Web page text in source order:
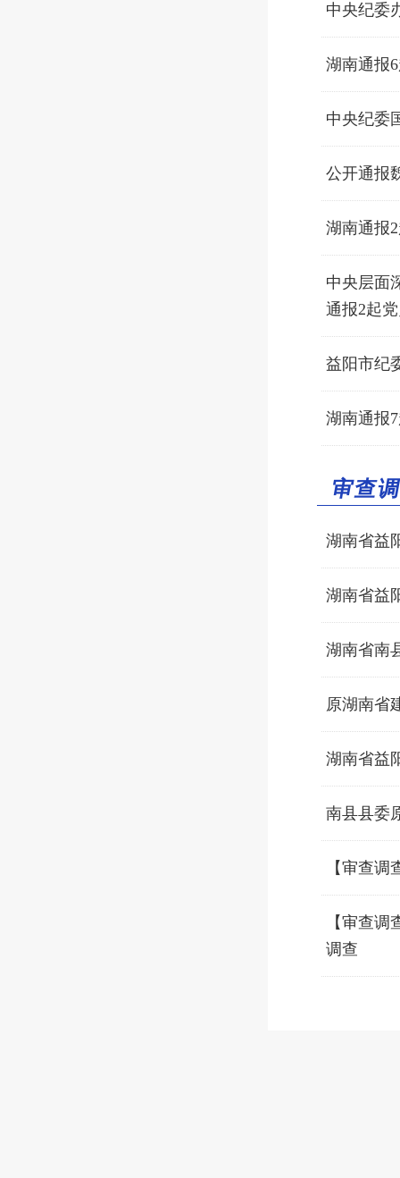
中央纪委
湖南通报
中央纪委
公开通报
湖南通报
中央层面
通报2起
益阳市纪
湖南通报
审查
湖南省益
湖南省益
湖南省南
原湖南省
湖南省益
南县县委
【审查
【审查
调查